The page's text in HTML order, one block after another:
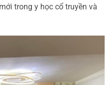
trong y học cổ truyền và